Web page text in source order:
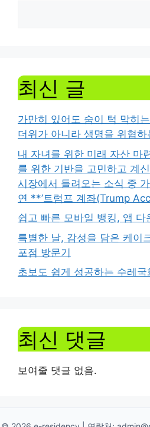
최신 글
가만히 있어도 숨이 턱 막히
더위가 아니라 생명을 위협
내 자녀를 위한 미래 자산 마
를 위한 기반을 고민하고 계
시장에서 들려오는 소식 중
연 **’트럼프 계좌(Trump
쉽고 빠른 모바일 뱅킹, 앱 다
특별한 날, 감성을 담은 케이
포점 방문기
초보도 쉽게 성공하는 수레
최신 댓글
보여줄 댓글 없음.